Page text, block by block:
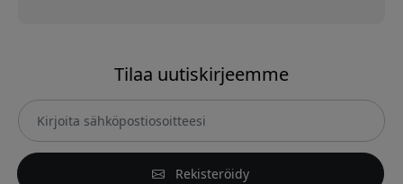
Tilaa uutiskirjeemme
Rekisteröidy